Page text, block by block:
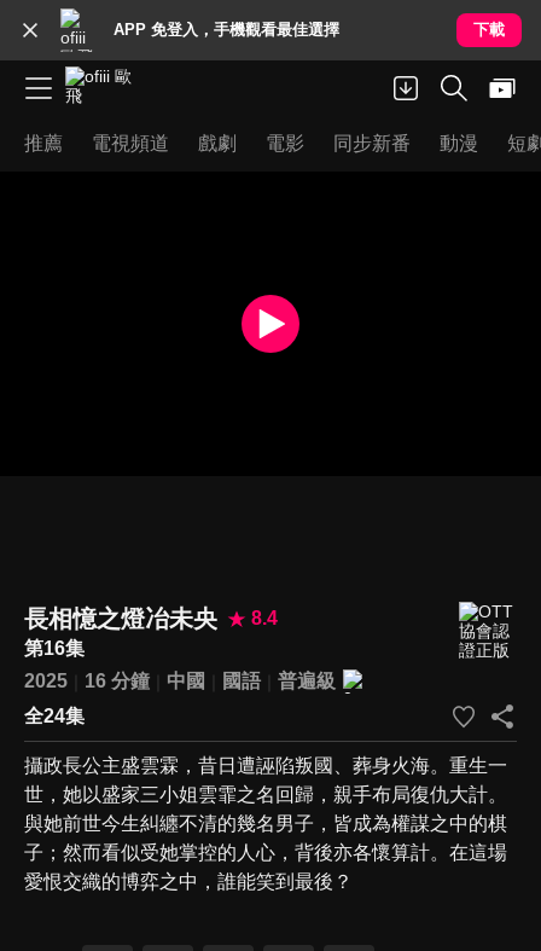
APP 免登入，手機觀看最佳選擇 下載
推薦 電視頻道 戲劇 電影 同步新番 動漫 短
長相憶之燈冶未央
8.4
第16集
2025
16 分鐘 中國 國語
普遍級
全24集
攝政長公主盛雲霖，昔日遭誣陷叛國、葬身火海。重生一
世，她以盛家三小姐雲霏之名回歸，親手布局復仇大計。
與她前世今生糾纏不清的幾名男子，皆成為權謀之中的棋
子；然而看似受她掌控的人心，背後亦各懷算計。在這場
愛恨交織的博弈之中，誰能笑到最後？